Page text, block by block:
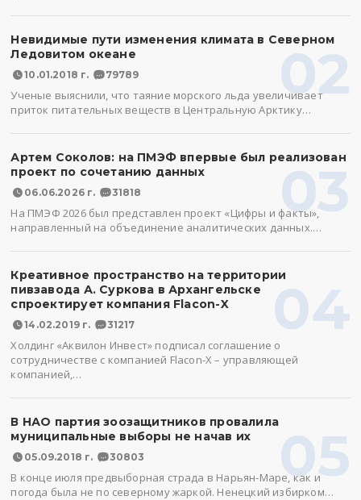
02
Невидимые пути изменения климата в Северном
Ледовитом океане
10.01.2018 г. 79789
Ученые выяснили, что таяние морского льда увеличивает
приток питательных веществ в Центральную Арктику…
03
Артем Соколов: на ПМЭФ впервые был реализован
проект по сочетанию данных
06.06.2026 г. 31818
На ПМЭФ 2026 был представлен проект «Цифры и факты»,
направленный на объединение аналитических данных.…
04
Креативное пространство на территории
пивзавода А. Суркова в Архангельске
спроектирует компания Flacon-X
14.02.2019 г. 31217
Холдинг «Аквилон Инвест» подписал соглашение о
сотрудничестве с компанией Flacon-X – управляющей
компанией,…
05
В НАО партия зоозащитников провалила
муниципальные выборы не начав их
05.09.2018 г. 30803
В конце июля предвыборная страда в Нарьян-Маре, как и
погода была не по северному жаркой. Ненецкий избирком…